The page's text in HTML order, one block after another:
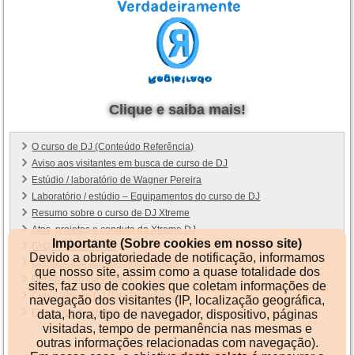
Clique e saiba mais!
O curso de DJ (Conteúdo Referência)
Aviso aos visitantes em busca de curso de DJ
Estúdio / laboratório de Wagner Pereira
Laboratório / estúdio – Equipamentos do curso de DJ
Resumo sobre o curso de DJ Xtreme
Atos, projetos e conduta da Xtreme DJ
FAQ do curso de DJ
Comunicado aos ex-concorrentes
Detalhes do curso de DJ Xtreme
Curso Xtreme DJ (Site Referência)
Ex-alunos do cursos de DJ
Importante (Sobre cookies em nosso site)
Devido a obrigatoriedade de notificação, informamos
que nosso site, assim como a quase totalidade dos
sites, faz uso de cookies que coletam informações de
navegação dos visitantes (IP, localização geográfica,
data, hora, tipo de navegador, dispositivo, páginas
visitadas, tempo de permanência nas mesmas e
outras informações relacionadas com navegação).